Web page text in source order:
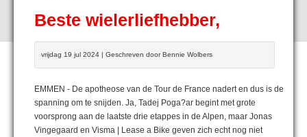
Beste wielerliefhebber,
vrijdag 19 jul 2024 | Geschreven door Bennie Wolbers
EMMEN - De apotheose van de Tour de France nadert en dus is de
spanning om te snijden. Ja, Tadej Poga?ar begint met grote
voorsprong aan de laatste drie etappes in de Alpen, maar Jonas
Vingegaard en Visma | Lease a Bike geven zich echt nog niet